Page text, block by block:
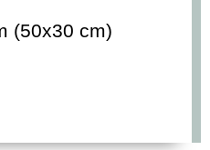
(50x30 cm)